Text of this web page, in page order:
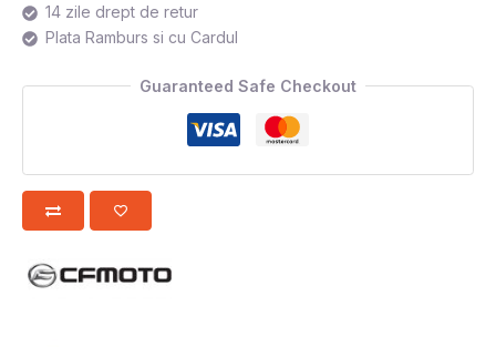
14 zile drept de retur
Plata Ramburs si cu Cardul
Guaranteed Safe Checkout